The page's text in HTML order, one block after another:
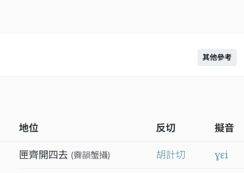
其他參考
地位 反切 擬音
匣齊開四去 (霽韻蟹攝) 胡計切 ɣɛi